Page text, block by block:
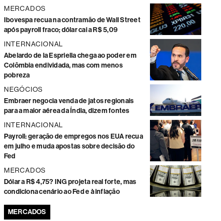
MERCADOS
Ibovespa recua na contramão de Wall Street
após payroll fraco; dólar cai a R$ 5,09
INTERNACIONAL
Abelardo de la Espriella chega ao poder em
Colômbia endividada, mas com menos
pobreza
NEGÓCIOS
Embraer negocia venda de jatos regionais
para a maior aérea da Índia, dizem fontes
INTERNACIONAL
Payroll: geração de empregos nos EUA recua
em julho e muda apostas sobre decisão do
Fed
MERCADOS
Dólar a R$ 4,75? ING projeta real forte, mas
condiciona cenário ao Fed e à inflação
MERCADOS